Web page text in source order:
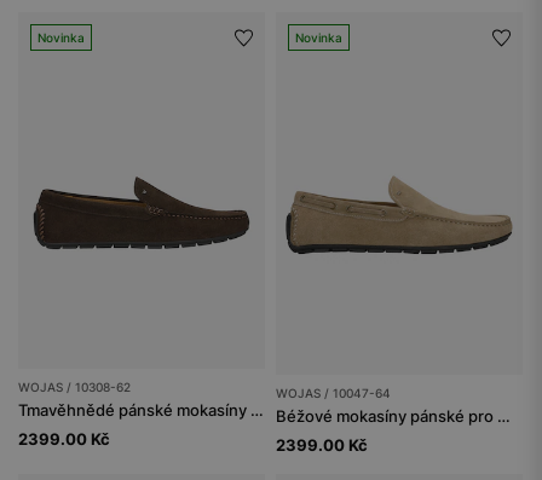
Novinka
WOJAS / 10308-62
Tmavěhnědé pánské mokasíny ze štípenky
2399.00 Kč
Novinka
WOJAS / 10047-64
Béžové mokasíny pánské pro milovníky natural stylu
2399.00 Kč